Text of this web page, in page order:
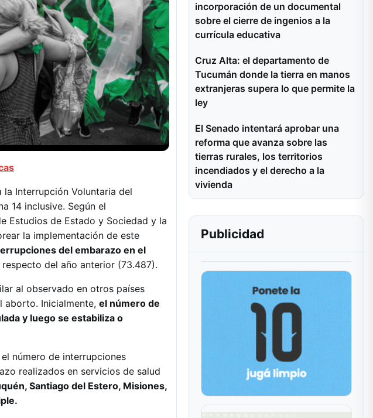
la Interrupción Voluntaria del
14 inclusive. Según el
Estudios de Estado y Sociedad y la
la implementación de este
del embarazo en el
del año anterior (73.487).
al observado en otros países
aborto. Inicialmente, el número de
y luego se estabiliza o
número de interrupciones
realizados en servicios de salud
Santiago del Estero, Misiones,
incorporación de un documental
sobre el cierre de ingenios a la
currícula educativa
Cruz Alta: el departamento de
Tucumán donde la tierra en manos
extranjeras supera lo que permite la
ley
El Senado intentará aprobar una
reforma que avanza sobre las
tierras rurales, los territorios
incendiados y el derecho a la
vivienda
Publicidad